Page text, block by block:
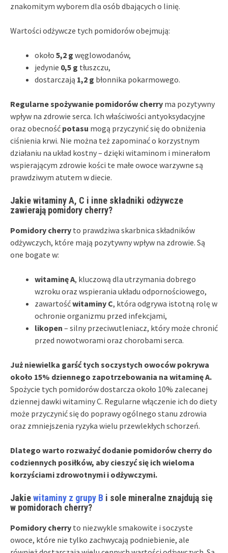
znakomitym wyborem dla osób dbających o linię.
Wartości odżywcze tych pomidorów obejmują:
około 5,2 g węglowodanów,
jedynie 0,5 g tłuszczu,
dostarczają 1,2 g błonnika pokarmowego.
Regularne spożywanie pomidorów cherry ma pozytywny
wpływ na zdrowie serca. Ich właściwości antyoksydacyjne
oraz obecność potasu mogą przyczynić się do obniżenia
ciśnienia krwi. Nie można też zapominać o korzystnym
działaniu na układ kostny – dzięki witaminom i minerałom
wspierającym zdrowie kości te małe owoce warzywne są
prawdziwym atutem w diecie.
Jakie witaminy A, C i inne składniki odżywcze
zawierają pomidory cherry?
Pomidory cherry to prawdziwa skarbnica składników
odżywczych, które mają pozytywny wpływ na zdrowie. Są
one bogate w:
witaminę A, kluczową dla utrzymania dobrego
wzroku oraz wspierania układu odpornościowego,
zawartośćwitaminy C, która odgrywa istotną rolę w
ochronie organizmu przed infekcjami,
likopen – silny przeciwutleniacz, który może chronić
przed nowotworami oraz chorobami serca.
Już niewielka garść tych soczystych owoców pokrywa
około 15% dziennego zapotrzebowania na witaminę A.
Spożycie tych pomidorów dostarcza około 10% zalecanej
dziennej dawki witaminy C. Regularne włączenie ich do diety
może przyczynić się do poprawy ogólnego stanu zdrowia
oraz zmniejszenia ryzyka wielu przewlekłych schorzeń.
Dlatego warto rozważyć dodanie pomidorów cherry do
codziennych posiłków, aby cieszyć się ich wieloma
korzyściami zdrowotnymi i odżywczymi.
Jakiewitaminy z grupy B i sole mineralne znajdują się
w pomidorach cherry?
Pomidory cherry to niezwykle smakowite i soczyste
owoce, które nie tylko zachwycają podniebienie, ale